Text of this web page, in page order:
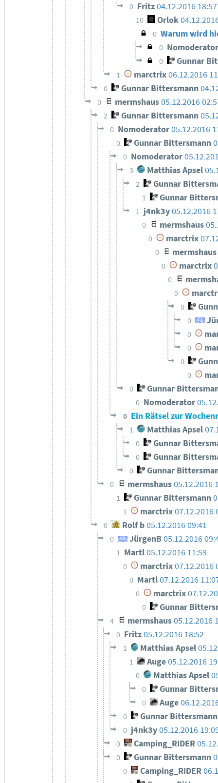
0 Fritz04.12.2016 18:57
10 Orlok
0 Warum wird
0
0 Gunnar
1 marctrix06.12.2016
0 Gunnar Bittersmann
0 mermshaus 05.12.2016
2 Gunnar Bittersmann
0 Nomoderator05.12.2016
0 Gunnar Bittersmann
0 Nomoderator
3 Matthias Apsel
2 Gunnar
1 Gunnar
1 j4nk3y05.12.2016
0 mermshaus
0 marctrix
0 mermshaus
0 marctrix
0
0
0
0
0
0
0
0
0 Gunnar
0 Nomoderator
0 Ein Rätsel zur
1 Matthias Apsel
0 Gunnar
0 Gunnar
0 Gunnar
0 mermshaus05.12.2016
1 Gunnar Bittersmann
1 marctrix07.12.2016
0 Rolf b 05.12.2016 09:41
0 JürgenB05.12.2016
1 Martl05.12.2016 11:59
0 marctrix07.12.2016
0 Martl07.12.2016
0 marctrix
0 Gunnar
4 mermshaus05.12.2016
0 Fritz05.12.2016 18:52
1 Matthias Apsel
1 Auge 05.12.2016
0 Matthias Apsel
0 Gunnar
0 Auge
0 Gunnar Bittersmann
0 j4nk3y05.12.2016
0 Camping_RIDER
0 Gunnar Bittersmann
0 Camping_RIDER